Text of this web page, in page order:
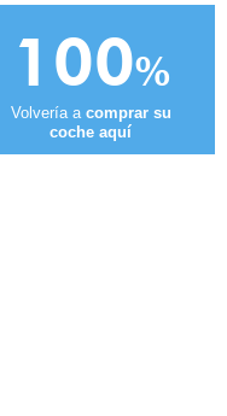
100%
Volvería a comprar su
coche aquí